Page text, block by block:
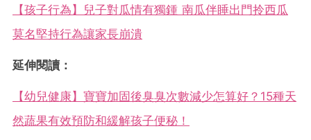
【孩子行為】兒子對瓜情有獨鍾 南瓜伴睡出門拎西瓜
莫名堅持行為讓家長崩潰
延伸閱讀：
【幼兒健康】寶寶加固後臭臭次數減少怎算好？15種天
然蔬果有效預防和緩解孩子便秘！